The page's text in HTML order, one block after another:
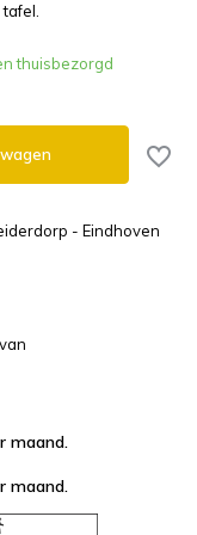
thuisbezorgd
- Eindhoven
maand.
maand.